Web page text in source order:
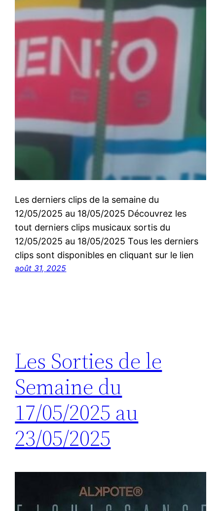
Les derniers clips de la semaine du
12/05/2025 au 18/05/2025 Découvrez les
tout derniers clips musicaux sortis du
12/05/2025 au 18/05/2025 Tous les derniers
clips sont disponibles en cliquant sur le lien
août 31, 2025
Les Sorties de le
Semaine du
17/05/2025 au
23/05/2025